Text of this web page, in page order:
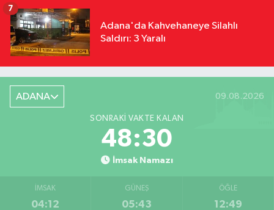
Adana'da Kahvehaneye Silahlı
Saldırı: 3 Yaralı
7
ADANA 09.08.2026
SONRAKI VAKTE KALAN
48:29
İmsak Namazı
İMSAK
04:12
GÜNEŞ
05:43
ÖĞLE
12:49